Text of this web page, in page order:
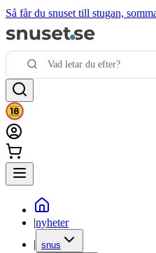
Så får du snuset till stugan,
|nyheter
| snus